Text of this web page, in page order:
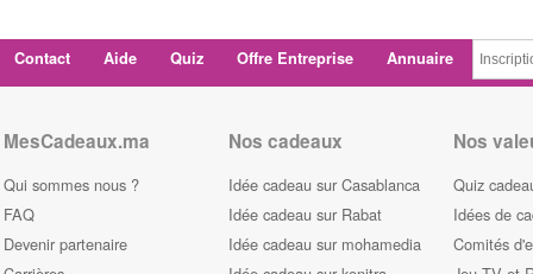
Contact Aide Quiz Offre Entreprise Annuaire
MesCadeaux.ma
Qui sommes nous ?
FAQ
Devenir partenaire
Nos cadeaux
Idée cadeau sur Casablanca
Idée cadeau sur Rabat
Idée cadeau sur mohamedia
Nos
Quiz
Idées de
Comités